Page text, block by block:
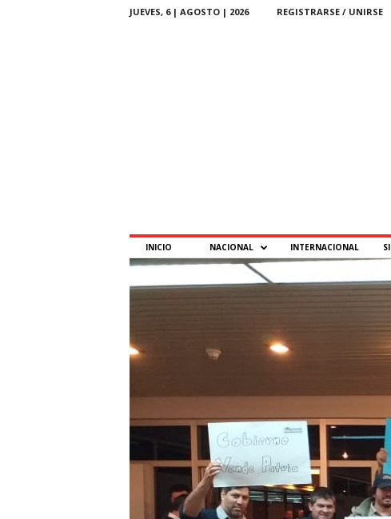
JUEVES, 6 | AGOSTO | 2026 REGISTRARSE / UNIRSE
P
T
P
a
g
INICIO NACIONAL INTERNACIONAL